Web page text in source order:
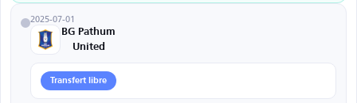
2025-07-01
BG Pathum
United
Transfert libre